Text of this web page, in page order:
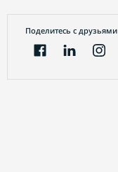
Поделитесь с друзьями